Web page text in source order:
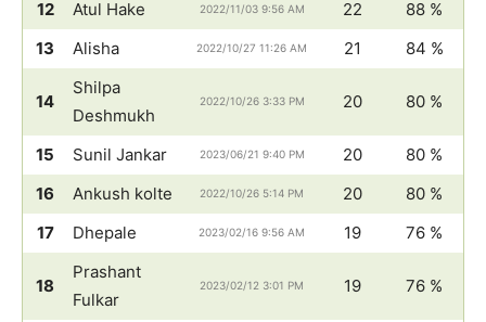
12
Atul Hake 2022/11/03 9:56 AM 22
88 %
13
Alisha 2022/10/27 11:26 AM 21 84 %
14
Shilpa
Deshmukh
2022/10/26 3:33 PM 20 80 %
15 Sunil Jankar 2023/06/21 9:40 PM 20
80 %
16
Ankush kolte 2022/10/26 5:14 PM 20
80 %
17
Dhepale 2023/02/16 9:56 AM 19 76 %
18
Prashant
Fulkar
2023/02/12 3:01 PM 19 76 %